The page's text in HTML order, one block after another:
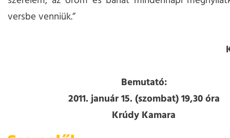
versbe venniük.”
Bemutató:
2011. január 15. (szombat) 19,30 óra
Krúdy Kamara